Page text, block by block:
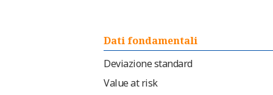
Dati fondamentali
Deviazione standard
Value at risk